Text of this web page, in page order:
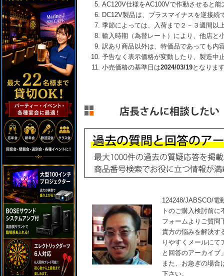
AC120V仕様をAC100Vで作動させると
DC12V製品は、プラスマイナスを逆接
季節によっては、入荷まで２－３週間以
輸入時期（為替レート）により、他店と
訳あり商品以外は、特価品であっても内
予告なく表示価格が変動したり、製造中
小売価格の基準日は2024/03/19となりま
124248/JABSCO/電
トのご購入検討前
フォームよりご質問
貴方の悩みを解決す
りやすくメールにて
と回答のアーカイブ
また、お急ぎの場合
下さい。